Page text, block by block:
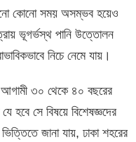
কোনো সময় অসম্ভব হয়েও
ভূগর্ভস্থ পানি উত্তোলন
নিচে নেমে যায়।
আগামী ৩০ থেকে ৪০ বছরের
হবে সে বিষয়ে বিশেষজ্ঞদের
জানা যায়, ঢাকা শহরের